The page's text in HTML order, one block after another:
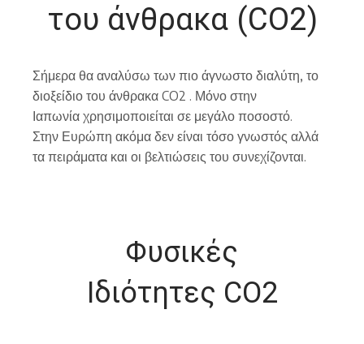
του άνθρακα (CO2)
Σήμερα θα αναλύσω των πιο άγνωστο διαλύτη, το
διοξείδιο του άνθρακα CO2 . Μόνο στην
Ιαπωνία χρησιμοποιείται σε μεγάλο ποσοστό.
Στην Ευρώπη ακόμα δεν είναι τόσο γνωστός αλλά
τα πειράματα και οι βελτιώσεις του συνεχίζονται.
Φυσικές
Ιδιότητες CO2